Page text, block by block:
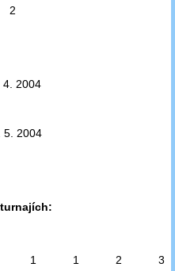
2004
2004
1 1 2 3